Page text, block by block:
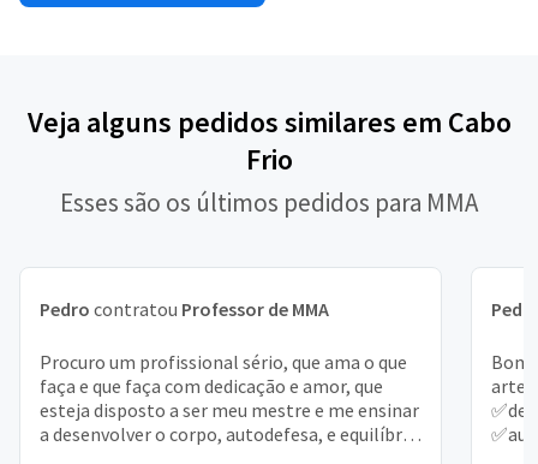
Veja alguns pedidos similares em Cabo
Frio
Esses são os últimos pedidos para MMA
Pedro contratou Professor de MMA
Procuro um profissional sério, que ama o que
faça e que faça com dedicação e amor, que
esteja disposto a ser meu mestre e me ensinar
a desenvolver o corpo, autodefesa, e equilíbrio
Bom
artes